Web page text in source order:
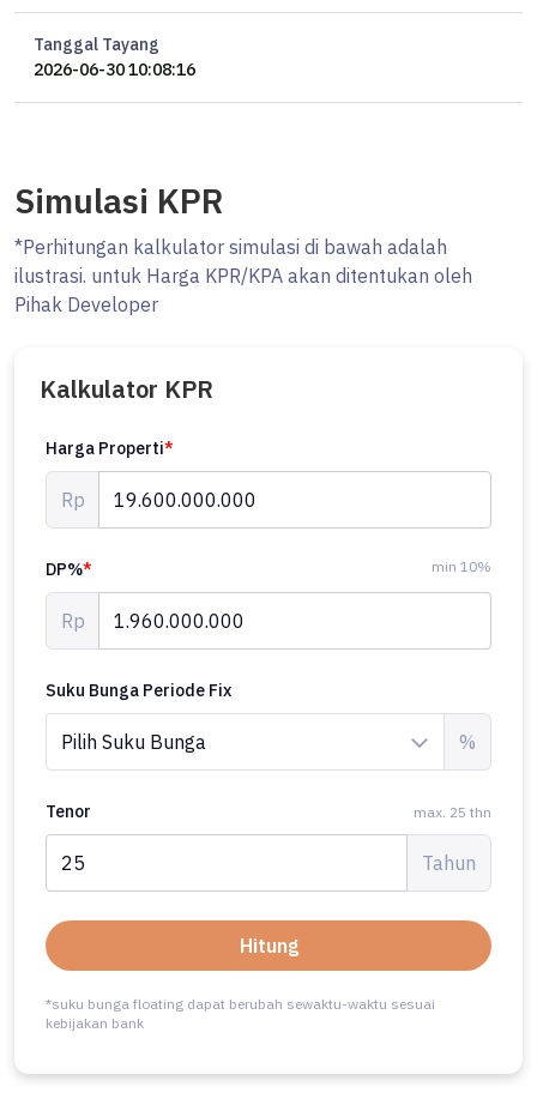
Barbeque pit
Cafe
Yang mau tanya-tanya, booking private viewing, atau ingin
bergabung menjadi marketing properti bersama Ocasa, langsung
hubungi WhatsApp Erik di 0878xxxxxxxx atau kunjungi website kami
di ********
Tanggal Tayang
2026-06-30 10:08:16
Simulasi KPR
*Perhitungan kalkulator simulasi di bawah adalah
ilustrasi. untuk Harga KPR/KPA akan ditentukan oleh
Pihak Developer
Kalkulator KPR
Harga Properti*
Rp
DP%* min 10%
Rp
Suku Bunga Periode Fix
%
Tenor max. 25 thn
Tahun
Hitung
*suku bunga floating dapat berubah sewaktu-waktu sesuai
kebijakan bank